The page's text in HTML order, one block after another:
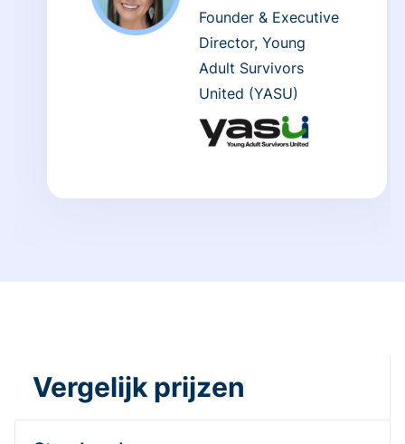
Founder & Executive
Director, Young
Adult Survivors
United (YASU)
Vergelijk prijzen